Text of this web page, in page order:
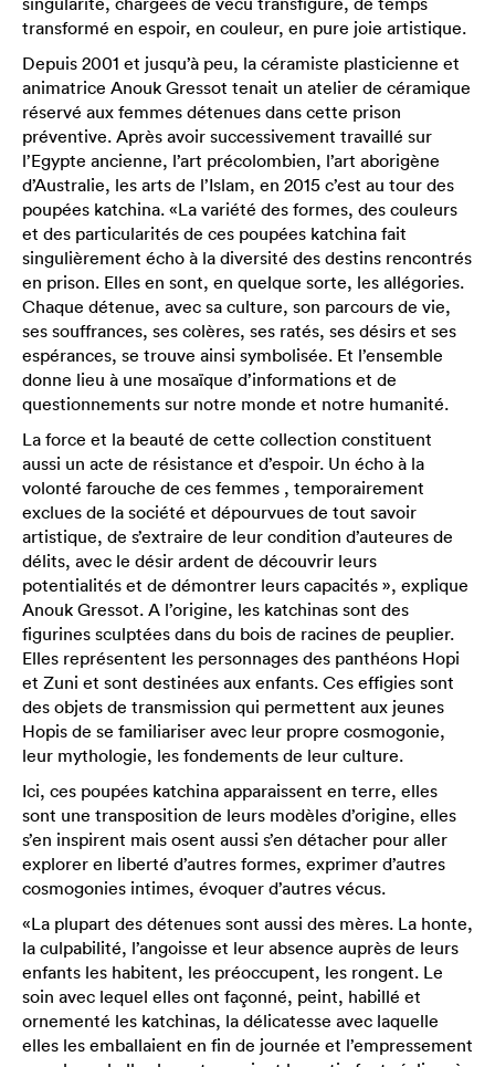
transformé en espoir, en couleur, en pure joie artistique.
Depuis 2001 et jusqu’à peu, la céramiste plasticienne et
animatrice Anouk Gressot tenait un atelier de céramique
réservé aux femmes détenues dans cette prison
préventive. Après avoir successivement travaillé sur
l’Egypte ancienne, l’art précolombien, l’art aborigène
d’Australie, les arts de l’Islam, en 2015 c’est au tour des
poupées katchina. «La variété des formes, des couleurs
et des particularités de ces poupées katchina fait
singulièrement écho à la diversité des destins rencontrés
en prison. Elles en sont, en quelque sorte, les allégories.
Chaque détenue, avec sa culture, son parcours de vie,
ses souffrances, ses colères, ses ratés, ses désirs et ses
espérances, se trouve ainsi symbolisée. Et l’ensemble
donne lieu à une mosaïque d’informations et de
questionnements sur notre monde et notre humanité.
La force et la beauté de cette collection constituent
aussi un acte de résistance et d’espoir. Un écho à la
volonté farouche de ces femmes , temporairement
exclues de la société et dépourvues de tout savoir
artistique, de s’extraire de leur condition d’auteures de
délits, avec le désir ardent de découvrir leurs
potentialités et de démontrer leurs capacités », explique
Anouk Gressot. A l’origine, les katchinas sont des
figurines sculptées dans du bois de racines de peuplier.
Elles représentent les personnages des panthéons Hopi
et Zuni et sont destinées aux enfants. Ces effigies sont
des objets de transmission qui permettent aux jeunes
Hopis de se familiariser avec leur propre cosmogonie,
leur mythologie, les fondements de leur culture.
Ici, ces poupées katchina apparaissent en terre, elles
sont une transposition de leurs modèles d’origine, elles
s’en inspirent mais osent aussi s’en détacher pour aller
explorer en liberté d’autres formes, exprimer d’autres
cosmogonies intimes, évoquer d’autres vécus.
«La plupart des détenues sont aussi des mères. La honte,
la culpabilité, l’angoisse et leur absence auprès de leurs
enfants les habitent, les préoccupent, les rongent. Le
soin avec lequel elles ont façonné, peint, habillé et
ornementé les katchinas, la délicatesse avec laquelle
elles les emballaient en fin de journée et l’empressement